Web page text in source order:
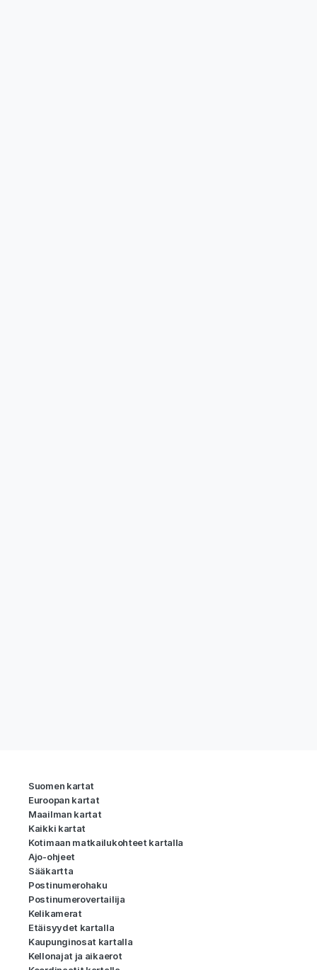
Suomen kartat
Euroopan kartat
Maailman kartat
Kaikki kartat
Kotimaan matkailukohteet kartalla
Ajo-ohjeet
Sääkartta
Postinumerohaku
Postinumerovertailija
Kelikamerat
Etäisyydet kartalla
Kaupunginosat kartalla
Kellonajat ja aikaerot